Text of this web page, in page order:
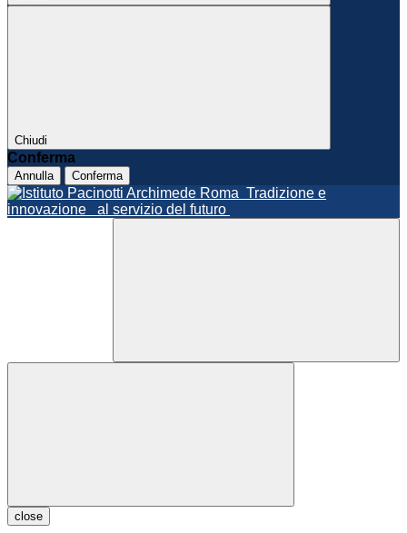
Chiudi
Conferma
Annulla Conferma
Roma Tradizione e
innovazione
al servizio del futuro
close